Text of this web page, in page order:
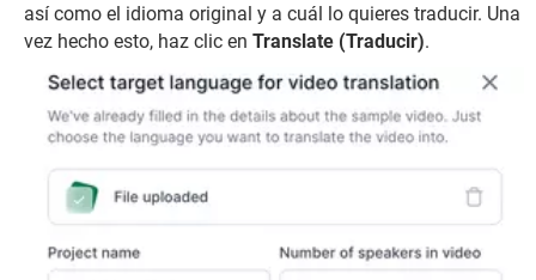
así como el idioma original y a cuál lo quieres traducir. Una
vez hecho esto, haz clic en Translate (Traducir).